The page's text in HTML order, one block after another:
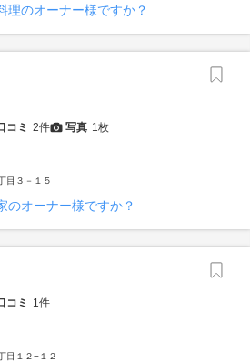
理のオーナー様ですか？
コミ 2件 写真 1枚
目３－１５
のオーナー様ですか？
コミ 1件
目１２−１２